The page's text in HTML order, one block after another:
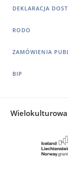
DEKLARACJA
RODO
ZAMÓWIENIA
BIP
Wielokulturowa